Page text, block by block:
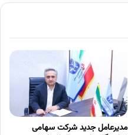
مدیرعامل جدید شرکت سهامی